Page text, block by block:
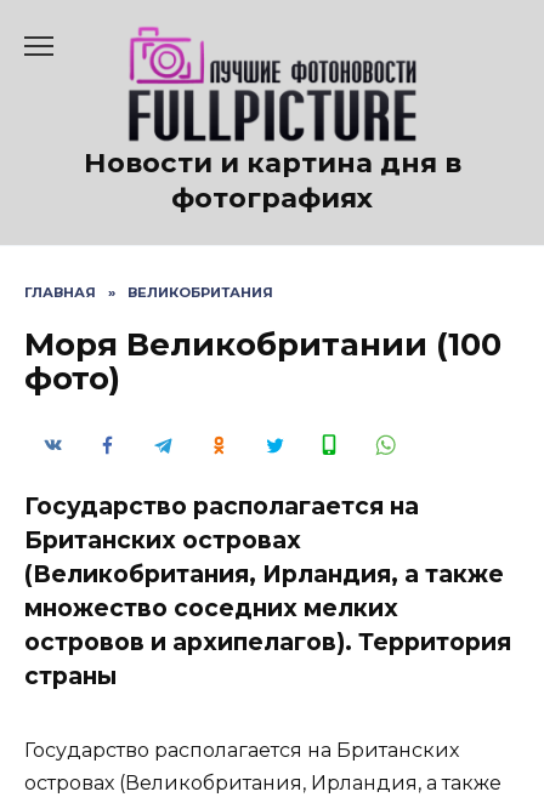
содержанию
Новости и картина дня в
фотографиях
ГЛАВНАЯ » ВЕЛИКОБРИТАНИЯ
Моря Великобритании (100
фото)
Государство располагается на
Британских островах
(Великобритания, Ирландия, а также
множество соседних мелких
островов и архипелагов). Территория
страны
Государство располагается на Британских
островах (Великобритания, Ирландия, а также